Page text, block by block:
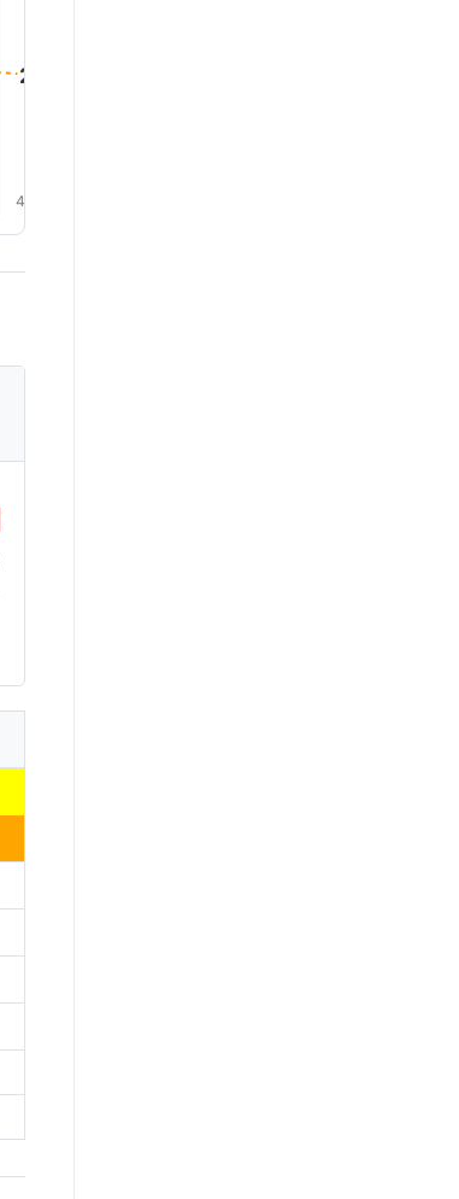
21.0°
4.0 km/h